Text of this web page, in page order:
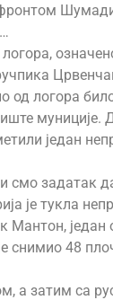
логора
један
задатак
је тукла
Мантон,
48
а затим са